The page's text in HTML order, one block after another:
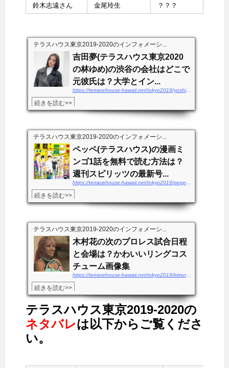
鈴木志遠さん 金尾玲生 ？？？
テラスハウス東京2019-2020のインフォメーシ...
吉田夢(テラスハウス東京2020
の林ゆめ)の渋谷の会社はどこで
元彼氏は？大学とイン...
https://terracehouse-hawaii.net/tokyo2019/yoshidayume-kaisha
続きを読む>>
テラスハウス東京2019-2020のインフォメーシ...
ペッペ(テラスハウス)の漫画ミ
ンゴ1話を無料で読む方法は？
週刊スピリッツの最新号...
続きを読む>>
テラスハウス東京2019-2020のインフォメーシ...
木村花の次のプロレス試合日程
と会場は？かわいいリングコス
チューム画像集
https://terracehouse-hawaii.net/tokyo2019/kimurahana-shiainittei
続きを読む>>
テラスハウス東京2019-2020の
ネタバレは以下からご覧くださ
い。